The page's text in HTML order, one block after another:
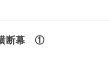
横断幕 ①